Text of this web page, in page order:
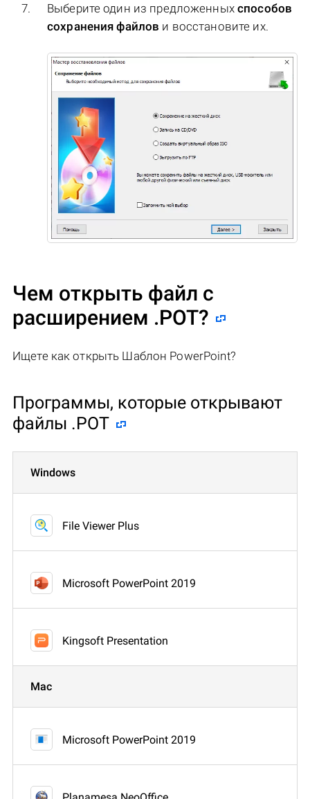
Выберите один из предложенных способов
сохранения файлов и восстановите их.
Чем открыть файл с
расширением .POT?
Ищете как открыть Шаблон PowerPoint?
Программы, которые открывают
файлы .POT
Windows
File Viewer Plus
Microsoft PowerPoint 2019
Kingsoft Presentation
Mac
Microsoft PowerPoint 2019